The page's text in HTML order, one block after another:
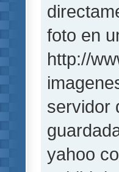
foto en
http://
servidor
yahoo